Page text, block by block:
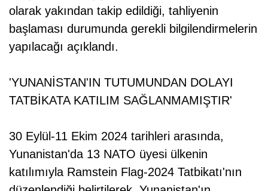
olarak yakından takip edildiği, tahliyenin
başlaması durumunda gerekli bilgilendirmelerin
yapılacağı açıklandı.
'YUNANİSTAN'IN TUTUMUNDAN DOLAYI
TATBİKATA KATILIM SAĞLANMAMIŞTIR'
30 Eylül-11 Ekim 2024 tarihleri arasında,
Yunanistan'da 13 NATO üyesi ülkenin
katılımıyla Ramstein Flag-2024 Tatbikatı'nın